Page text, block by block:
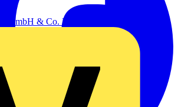
GmbH & Co. KG